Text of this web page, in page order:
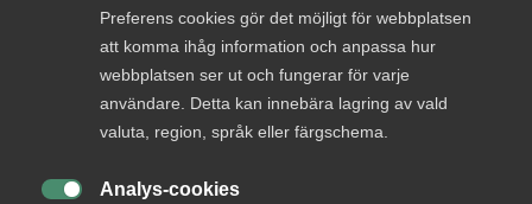
Preferens cookies gör det möjligt för webbplatsen
att komma ihåg information och anpassa hur
webbplatsen ser ut och fungerar för varje
användare. Detta kan innebära lagring av vald
valuta, region, språk eller färgschema.
Analys-cookies
arbetsliv
Jobb & karriär
Om Almega